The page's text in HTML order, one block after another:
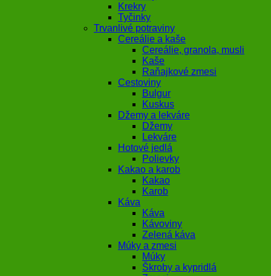
Krekry
Tyčinky
Trvanlivé potraviny
Cereálie a kaše
Cereálie, granola, musli
Kaše
Raňajkové zmesi
Cestoviny
Bulgur
Kuskus
Džemy a lekváre
Džemy
Lekváre
Hotové jedlá
Polievky
Kakao a karob
Kakao
Karob
Káva
Káva
Kávoviny
Zelená káva
Múky a zmesi
Múky
Škroby a kypridlá